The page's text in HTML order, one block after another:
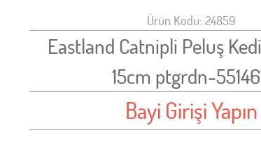
Ürün Kodu: 24859
Eastland Catnipli Peluş
15cm ptgrdn-
Bayi Girişi Yapın